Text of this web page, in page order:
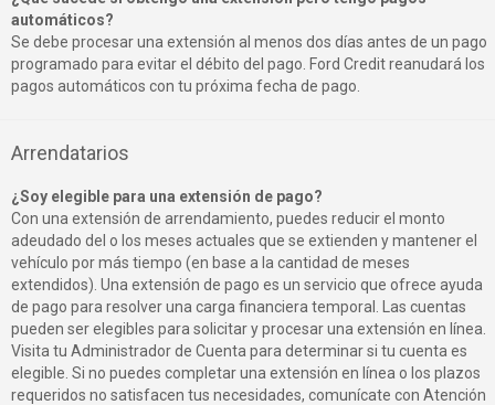
automáticos?
Se debe procesar una extensión al menos dos días antes de un pago
programado para evitar el débito del pago. Ford Credit reanudará los
pagos automáticos con tu próxima fecha de pago.
Arrendatarios
¿Soy elegible para una extensión de pago?
Con una extensión de arrendamiento, puedes reducir el monto
adeudado del o los meses actuales que se extienden y mantener el
vehículo por más tiempo (en base a la cantidad de meses
extendidos). Una extensión de pago es un servicio que ofrece ayuda
de pago para resolver una carga financiera temporal. Las cuentas
pueden ser elegibles para solicitar y procesar una extensión en línea.
Visita tu Administrador de Cuenta para determinar si tu cuenta es
elegible. Si no puedes completar una extensión en línea o los plazos
requeridos no satisfacen tus necesidades, comunícate con Atención